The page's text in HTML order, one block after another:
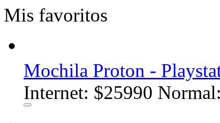
Mis favoritos
Mochila Proton -
Internet: $25990